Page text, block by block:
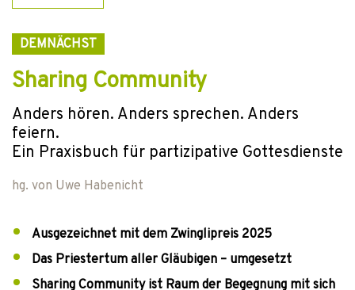
DEMNÄCHST
Sharing Community
Anders hören. Anders sprechen. Anders
feiern.
Ein Praxisbuch für partizipative Gottesdienste
hg. von Uwe Habenicht
Ausgezeichnet mit dem Zwinglipreis 2025
Das Priestertum aller Gläubigen – umgesetzt
Sharing Community ist Raum der Begegnung mit sich